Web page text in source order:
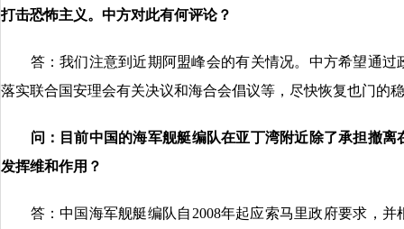
打击恐怖主义。中方对此有何评论？
答：我们注意到近期阿盟峰会的有关情况。中方希望通过
落实联合国安理会有关决议和海合会倡议等，尽快恢复也门的
问：目前中国的海军舰艇编队在亚丁湾附近除了承担撤离
发挥维和作用 ？
答：中国海军舰艇编队自2008年起应索马里政府要求，并